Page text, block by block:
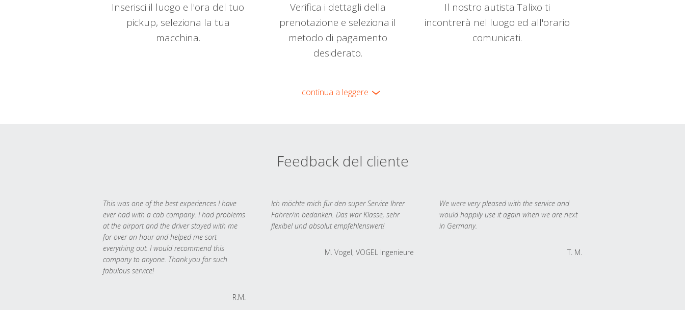
Inserisci il luogo e l'ora del tuo
pickup, seleziona la tua
macchina.
Verifica i dettagli della
prenotazione e seleziona il
metodo di pagamento
desiderato.
Il nostro autista Talixo ti
incontrerà nel luogo ed all'orario
comunicati.
continua a leggere
Feedback del cliente
This was one of the best experiences I have
ever had with a cab company. I had problems
at the airport and the driver stayed with me
for over an hour and helped me sort
everything out. I would recommend this
company to anyone. Thank you for such
fabulous service!
R.M.
Ich möchte mich für den super Service Ihrer
Fahrer/in bedanken. Das war Klasse, sehr
flexibel und absolut empfehlenswert!
M. Vogel, VOGEL Ingenieure
We were very pleased with the service and
would happily use it again when we are next
in Germany.
T. M.